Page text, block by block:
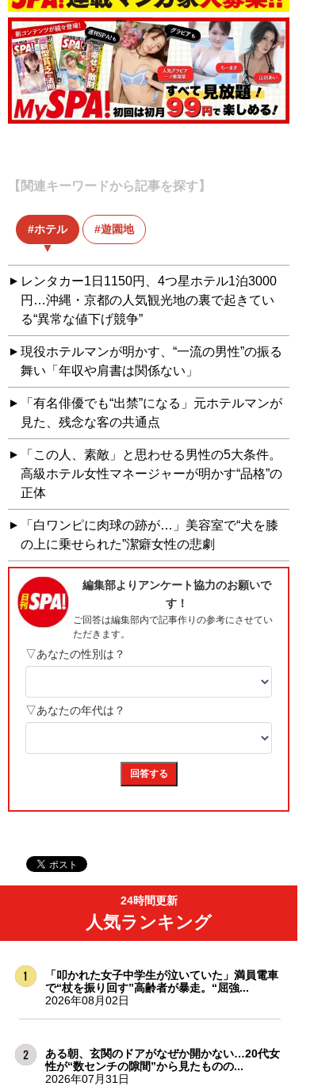
【関連キーワードから記事を探す】
ホテル 遊園地
レンタカー1日1150円、4つ星ホテル1泊3000
円…沖縄・京都の人気観光地の裏で起きてい
る“異常な値下げ競争”
現役ホテルマンが明かす、“一流の男性”の振る
舞い「年収や肩書は関係ない」
「有名俳優でも“出禁”になる」元ホテルマンが
見た、残念な客の共通点
「この人、素敵」と思わせる男性の5大条件。
高級ホテル女性マネージャーが明かす“品格”の
正体
「白ワンピに肉球の跡が…」美容室で“犬を膝
の上に乗せられた”潔癖女性の悲劇
24時間更新
人気ランキング
「叩かれた女子中学生が泣いていた」満員電車
で“杖を振り回す”高齢者が暴走。“屈強...
2026年08月02日
ある朝、玄関のドアがなぜか開かない…20代女
性が“数センチの隙間”から見たものの...
2026年07月31日